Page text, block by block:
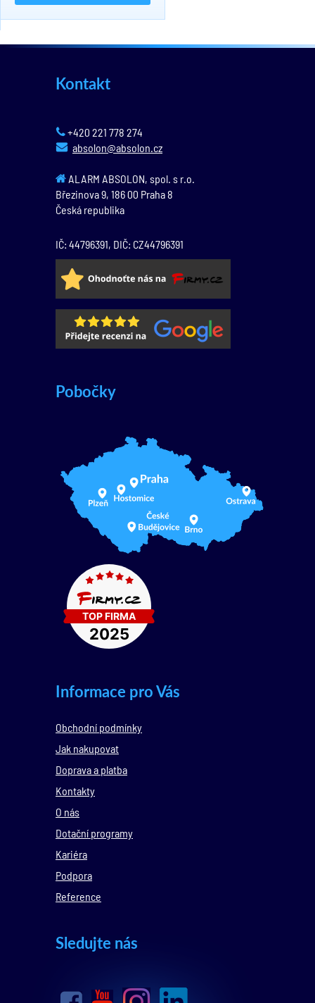
Kontakt
+420 221 778 274
absolon@absolon.cz
ALARM ABSOLON, spol. s r.o.
Březinova 9, 186 00 Praha 8
Česká republika
IČ: 44796391, DIČ: CZ44796391
Pobočky
Informace pro Vás
Obchodní podmínky
Jak nakupovat
Doprava a platba
Kontakty
O nás
Dotační programy
Kariéra
Podpora
Reference
Sledujte nás